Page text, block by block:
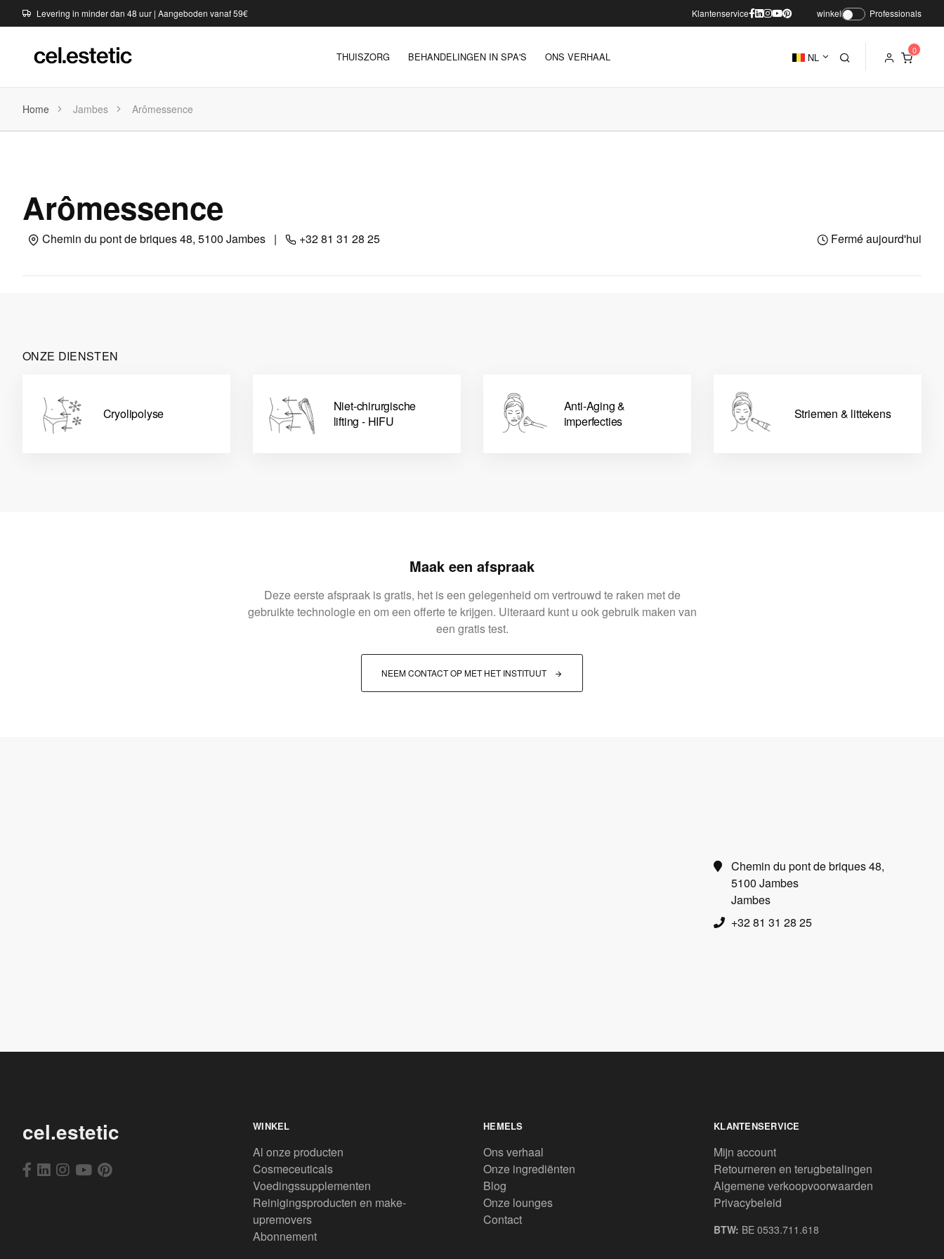
Levering in minder dan 48 uur | Aangeboden vanaf 59€ Klantenservice winkel Professionals
THUISZORG BEHANDELINGEN IN SPA'S ONS VERHAAL NL
Home Jambes Arômessence
Arômessence
Chemin du pont de briques 48, 5100 Jambes | +32 81 31 28 25 Fermé aujourd'hui
ONZE DIENSTEN
Cryolipolyse
Niet-chirurgische
lifting - HIFU
Anti-Aging &
imperfecties
Striemen & littekens
Maak een afspraak
Deze eerste afspraak is gratis, het is een gelegenheid om vertrouwd te raken met de
gebruikte technologie en om een offerte te krijgen. Uiteraard kunt u ook gebruik maken van
een gratis test.
NEEM CONTACT OP MET HET INSTITUUT
Chemin du pont de briques 48,
5100 Jambes
Jambes
+32 81 31 28 25
cel.estetic WINKEL
Al onze producten
Cosmeceuticals
Voedingssupplementen
Reinigingsproducten en make-
upremovers
Abonnement
HEMELS
Ons verhaal
Onze ingrediënten
Blog
Onze lounges
Contact
KLANTENSERVICE
Mijn account
Retourneren en terugbetalingen
Algemene verkoopvoorwaarden
Privacybeleid
BTW: BE 0533.711.618